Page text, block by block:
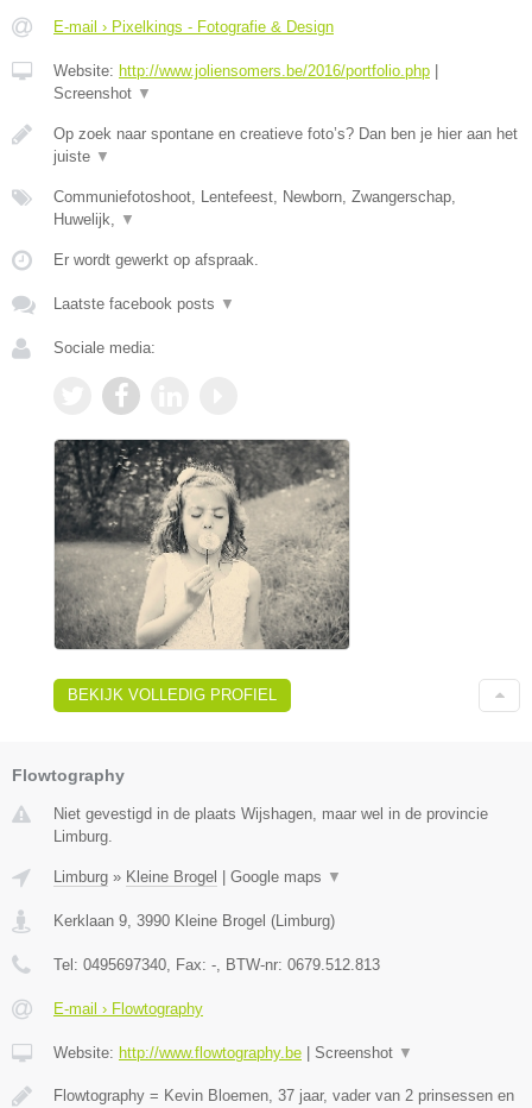
E-mail › Pixelkings - Fotografie & Design
Website: http://www.joliensomers.be/2016/portfolio.php
Screenshot ▼
Op zoek naar spontane en creatieve foto’s? Dan ben je hier aan het
juiste ▼
Communiefotoshoot, Lentefeest, Newborn, Zwangerschap,
Huwelijk,
▼
Er wordt gewerkt op afspraak.
Laatste facebook posts ▼
Sociale media:
BEKIJK VOLLEDIG PROFIEL
Flowtography
Niet gevestigd in de plaats Wijshagen, maar wel in de provincie
Limburg.
Limburg » Kleine Brogel Google maps ▼
Kerklaan 9, 3990 Kleine Brogel (Limburg)
Tel: 0495697340, Fax: -, BTW-nr: 0679.512.813
E-mail › Flowtography
Website: http://www.flowtography.be Screenshot ▼
Flowtography = Kevin Bloemen, 37 jaar, vader van 2 prinsessen en